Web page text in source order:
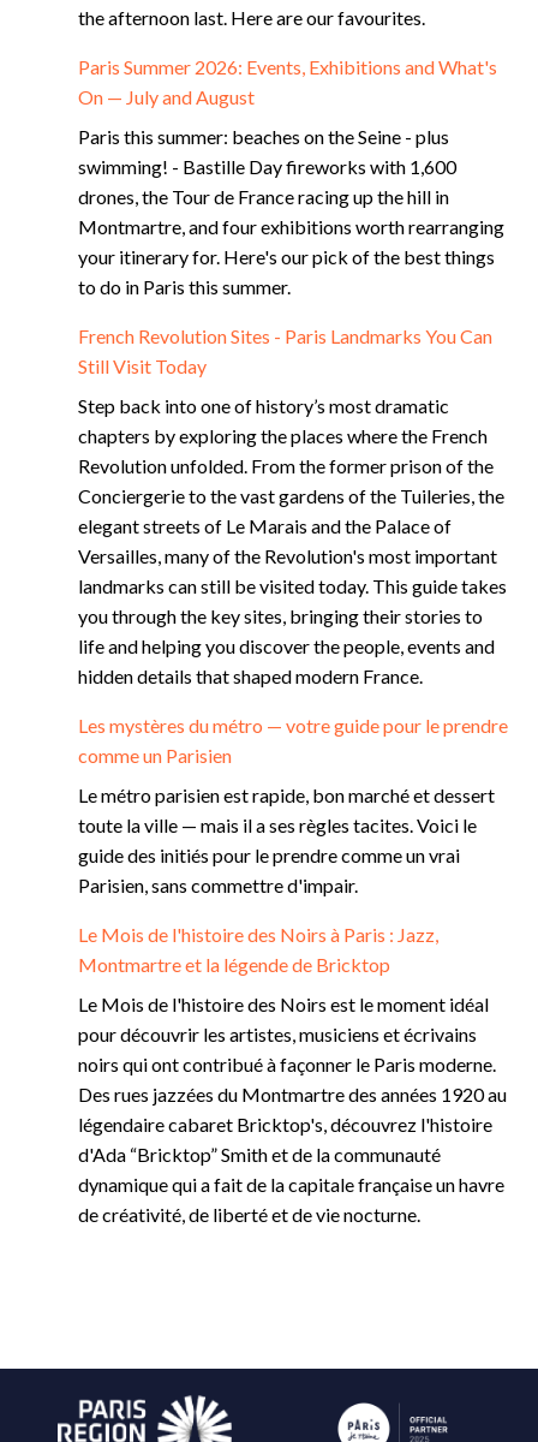
the afternoon last. Here are our favourites.
Paris Summer 2026: Events, Exhibitions and What's
On — July and August
Paris this summer: beaches on the Seine - plus
swimming! - Bastille Day fireworks with 1,600
drones, the Tour de France racing up the hill in
Montmartre, and four exhibitions worth rearranging
your itinerary for. Here's our pick of the best things
to do in Paris this summer.
French Revolution Sites - Paris Landmarks You Can
Still Visit Today
Step back into one of history’s most dramatic
chapters by exploring the places where the French
Revolution unfolded. From the former prison of the
Conciergerie to the vast gardens of the Tuileries, the
elegant streets of Le Marais and the Palace of
Versailles, many of the Revolution's most important
landmarks can still be visited today. This guide takes
you through the key sites, bringing their stories to
life and helping you discover the people, events and
hidden details that shaped modern France.
Les mystères du métro — votre guide pour le prendre
comme un Parisien
Le métro parisien est rapide, bon marché et dessert
toute la ville — mais il a ses règles tacites. Voici le
guide des initiés pour le prendre comme un vrai
Parisien, sans commettre d'impair.
Le Mois de l'histoire des Noirs à Paris : Jazz,
Montmartre et la légende de Bricktop
Le Mois de l'histoire des Noirs est le moment idéal
pour découvrir les artistes, musiciens et écrivains
noirs qui ont contribué à façonner le Paris moderne.
Des rues jazzées du Montmartre des années 1920 au
légendaire cabaret Bricktop's, découvrez l'histoire
d'Ada “Bricktop” Smith et de la communauté
dynamique qui a fait de la capitale française un havre
de créativité, de liberté et de vie nocturne.